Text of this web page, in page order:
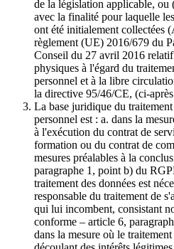
de la législation applicable,
avec la finalité pour laquelle
ont été initialement collectées
règlement (UE) 2016/679 du
Conseil du 27 avril 2016
physiques à l'égard du
personnel et à la libre
la directive 95/46/CE, (ci-
La base juridique du
personnel est : a. dans la
à l'exécution du contrat de
formation ou du contrat de
mesures préalables à la
paragraphe 1, point b) du
traitement des données est
responsable du traitement de
qui lui incombent, consistant
conforme – article 6,
dans la mesure où le